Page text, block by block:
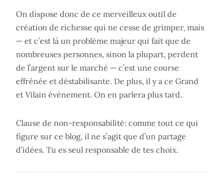
On dispose donc de ce merveilleux outil de
création de richesse qui ne cesse de grimper, mais
— et c’est là un problème majeur qui fait que de
nombreuses personnes, sinon la plupart, perdent
de l’argent sur le marché — c’est une course
effrénée et déstabilisante. De plus, il y a ce Grand
et Vilain événement. On en parlera plus tard.
Clause de non-responsabilité: comme tout ce qui
figure sur ce blog, il ne s’agit que d’un partage
d’idées. Tu es seul responsable de tes choix.